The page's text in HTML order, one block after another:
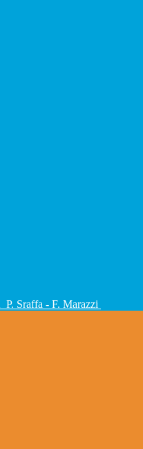
P. Sraffa - F. Marazzi